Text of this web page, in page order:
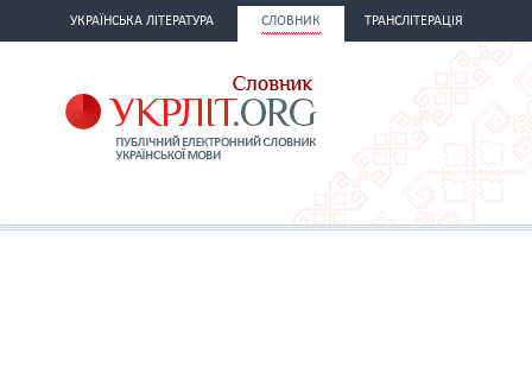
УКРАЇНСЬКА ЛІТЕРАТУРА СЛОВНИК ТРАНСЛІТЕРАЦІЯ